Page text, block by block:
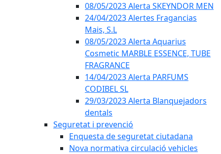
08/05/2023 Alerta SKEYNDOR MEN
24/04/2023 Alertes Fragancias
Mais, S.L
08/05/2023 Alerta Aquarius
Cosmetic MARBLE ESSENCE, TUBE
FRAGRANCE
14/04/2023 Alerta PARFUMS
CODIBEL SL
29/03/2023 Alerta Blanquejadors
dentals
Seguretat i prevenció
Enquesta de seguretat ciutadana
Nova normativa circulació vehicles